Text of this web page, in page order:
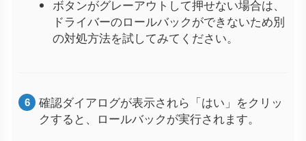
ボタンがグレーアウトして押せない場合は、
ドライバーのロールバックができないため別
の対処方法を試してみてください。
確認ダイアログが表示されら「はい」をクリッ
クすると、ロールバックが実行されます。